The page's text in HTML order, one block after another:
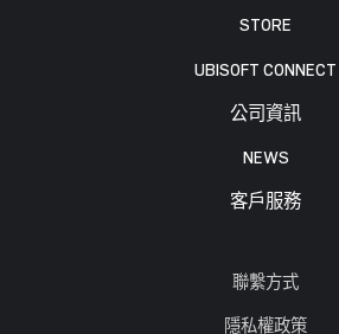
STORE
UBISOFT CONNECT
公司資訊
NEWS
客戶服務
聯繫方式
隱私權政策